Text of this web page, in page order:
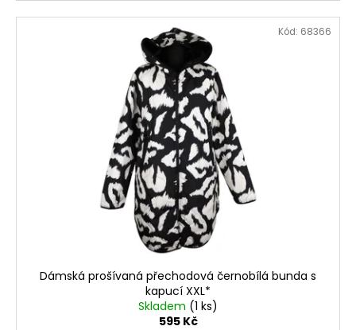
Dámská prošívaná přechodová černobílá bunda s
kapucí XXL*
Skladem (1 ks)
595 Kč
Kód: 68366